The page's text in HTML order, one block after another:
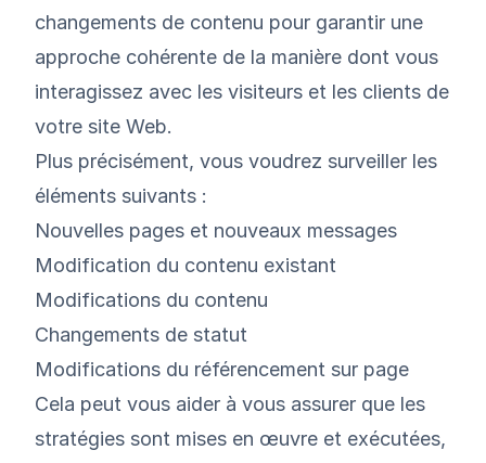
changements de contenu pour garantir une
approche cohérente de la manière dont vous
interagissez avec les visiteurs et les clients de
votre site Web.
Plus précisément, vous voudrez surveiller les
éléments suivants :
Nouvelles pages et nouveaux messages
Modification du contenu existant
Modifications du contenu
Changements de statut
Modifications du référencement sur page
Cela peut vous aider à vous assurer que les
stratégies sont mises en œuvre et exécutées,